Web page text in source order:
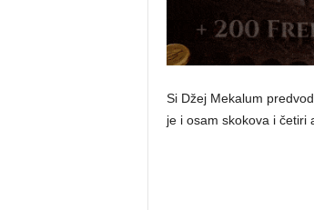
Si Džej Mekalum
je i osam skokova i četiri